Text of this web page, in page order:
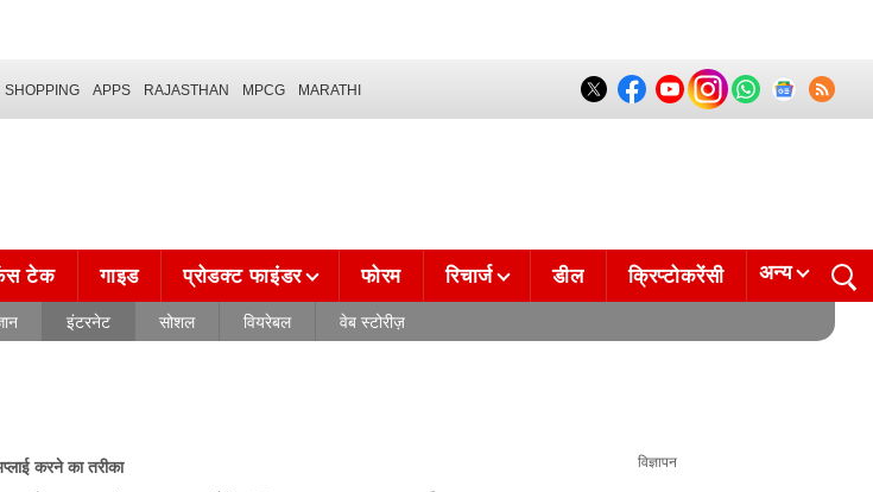
SHOPPING APPS RAJASTHAN MPCG MARATHI
टेक गाइड प्रोडक्ट फाइंडर फोरम रिचार्ज डील क्रिप्टोकरेंसी अन्य
इंटरनेट सोशल वियरेबल वेब स्टोरीज़
करने का तरीका विज्ञापन